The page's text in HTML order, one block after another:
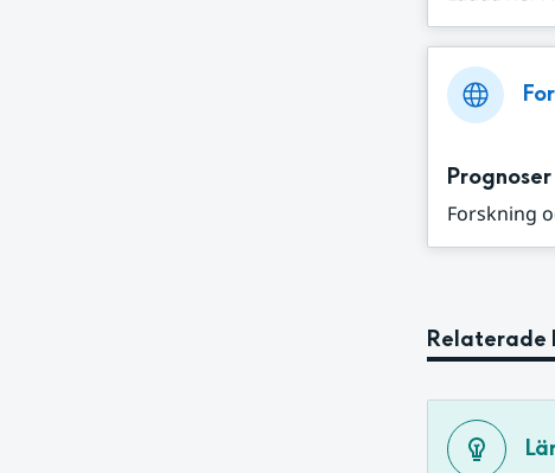
Forskning
Relaterade